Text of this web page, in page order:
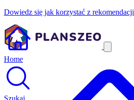
Dowiedz się jak korzystać z rekomendacji
Home
Szukaj